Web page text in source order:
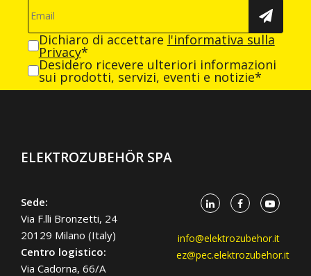
Dichiaro di accettare l'informativa sulla
Privacy*
Desidero ricevere ulteriori informazioni
sui prodotti, servizi, eventi e notizie*
ELEKTROZUBEHÖR SPA
Sede:
Via F.lli Bronzetti, 24
20129 Milano (Italy)
Centro logistico:
Via Cadorna, 66/A
info@elektrozubehor.it
ez@pec.elektrozubehor.it